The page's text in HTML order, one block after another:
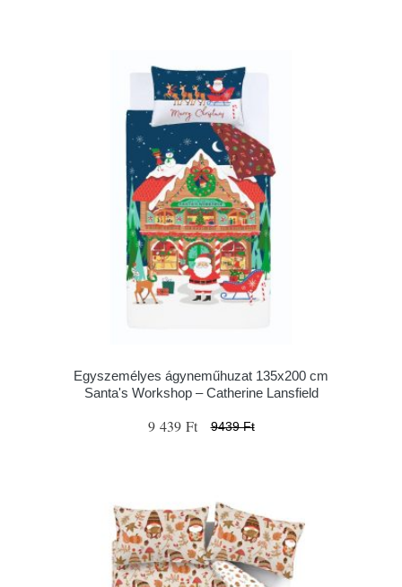
Egyszemélyes ágyneműhuzat 135x200 cm
Santa's Workshop – Catherine Lansfield
9 439 Ft 9439 Ft